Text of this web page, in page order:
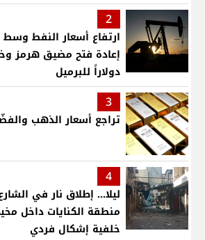
2
ارتفاع أسعار النفط
دولاراً للبرميل
3
تراجع أسعار الذهب
4
ليلا... إطلاق نار في
منطقة الكنايات داخل
خلفية إشكال فردي